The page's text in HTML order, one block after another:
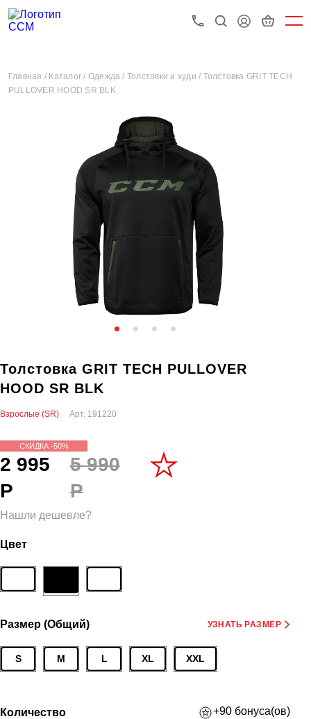
Главная / Каталог / Одежда / Толстовки и худи / Толстовка GRIT TECH
PULLOVER HOOD SR BLK
Толстовка GRIT TECH PULLOVER
HOOD SR BLK
Взрослые (SR) Арт. 191220
СКИДКА -50%
2 995
Р
5 990
Р
Нашли дешевле?
Цвет
Размер (Общий) УЗНАТЬ РАЗМЕР
S M L XL XXL
Количество +90 бонуса(ов)